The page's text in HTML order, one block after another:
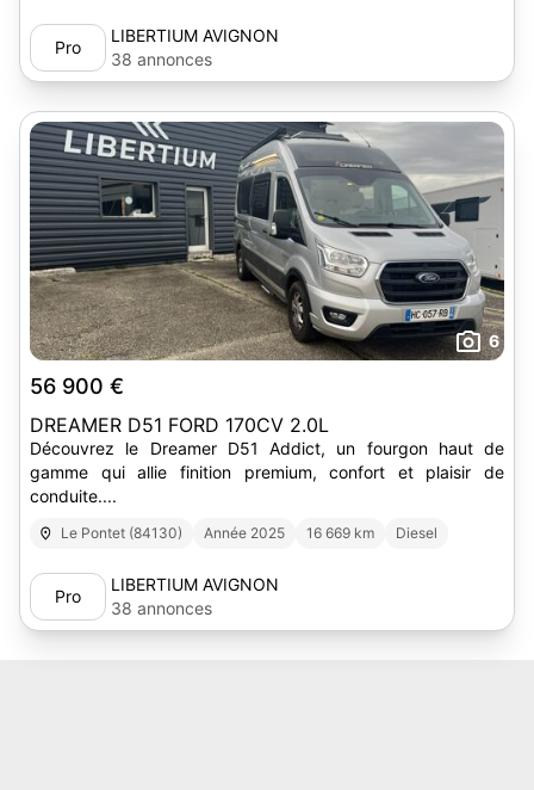
Pro
LIBERTIUM AVIGNON
38 annonces
6
56 900 €
DREAMER D51 FORD 170CV 2.0L
Découvrez le Dreamer D51 Addict, un fourgon haut de
gamme qui allie finition premium, confort et plaisir de
conduite....
Le Pontet (84130) Année 2025 16 669 km Diesel
Pro
LIBERTIUM AVIGNON
38 annonces